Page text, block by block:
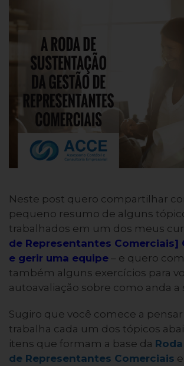
Neste post quero compartilhar
pequeno resumo de alguns
trabalhados em um dos meus
de Representantes Comerciais]
e gerir uma equipe – e quero
também alguns exercícios para
autoavaliação sobre como anda a
Sugiro que você comece a
trabalha cada um dos tópicos
itens que formam a base da
de Representantes Comerciais